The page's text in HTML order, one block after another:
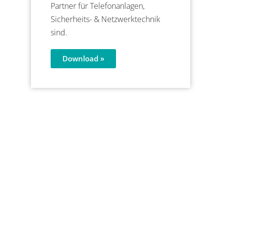
Partner für Telefonanlagen,
Sicherheits- & Netzwerktechnik
sind.
Download »